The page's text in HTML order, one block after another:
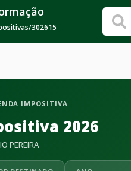
/302615
IMPOSITIVA
2026
PEREIRA